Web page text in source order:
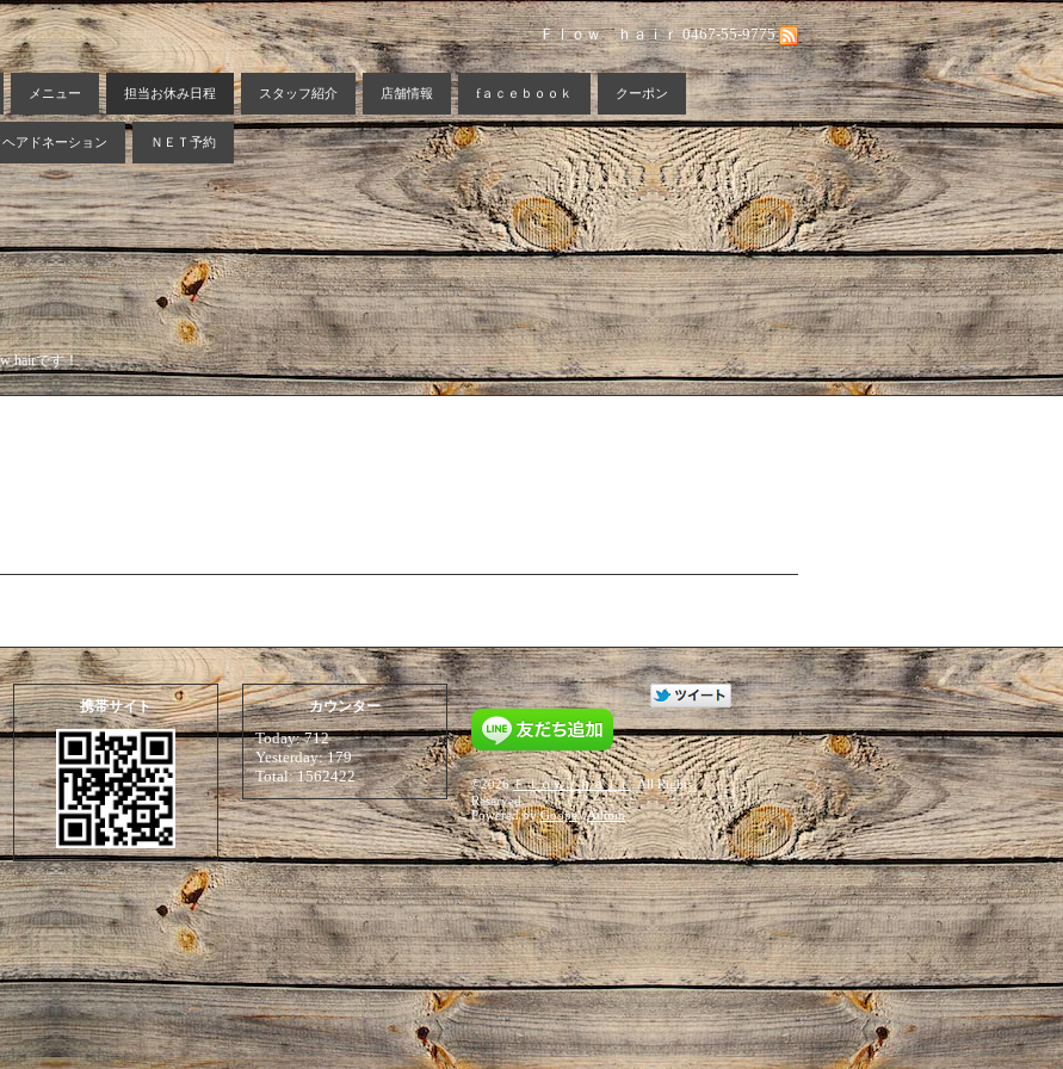
Ｆｌｏｗ ｈａｉｒ 0467-55-9775
メニュー 担当お休み日程 スタッフ紹介 店舗情報 fａｃｅｂｏｏｋ クーポン
ヘアドネーション ＮＥＴ予約
hairです！
携帯サイト カウンター
Today:712
Yesterday:179
Total:1562422 ©2026Ｆｌｏｗ ｈａｉｒ. All Rights
Reserved.
Powered byGoope/Admin